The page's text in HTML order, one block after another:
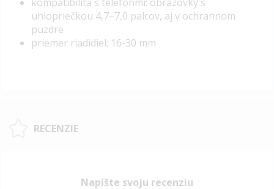
uhlopriečkou 4,7–7,0 palcov, aj v ochrannom
puzdre
priemer riadidiel: 16-30 mm
RECENZIE
Napíšte svoju recenziu